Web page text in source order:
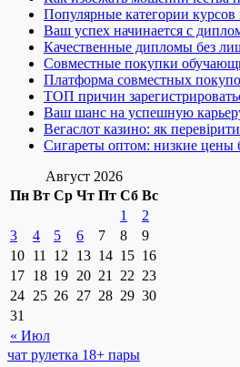
Популярные категории
Ваш успех начинается с
Качественные дипломы без
Совместные покупки
Платформа совместных
ТОП причин
Ваш шанс на успешную
Вегаслот казино: як
Сигареты оптом: низкие цены
Август 2026
Пн Вт Ср Чт Пт Сб Вс
« Июл
1
2
3
4 5 6 7 8
9
10 11 12 13 14 15 16
17 18 19 20 21 22 23
24 25 26 27 28 29 30
31
чат рулетка 18+ пары